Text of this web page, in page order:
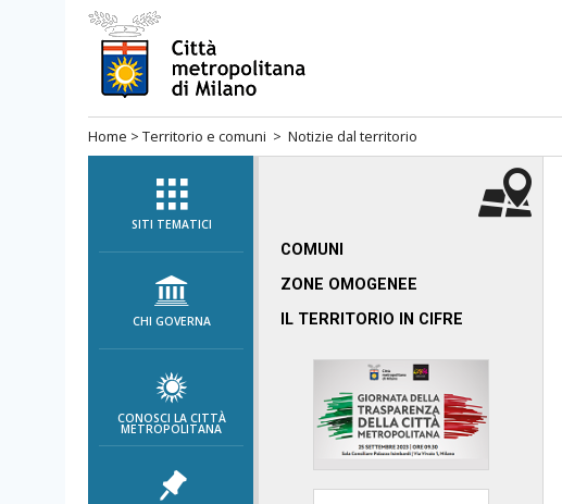
Salta
al
menù
navigazione
Salta
al
menù
navigazione
interna
Salta
contenuto
Salta
area
Home > Territorio e comuni > Notizie dal territorio
SITI TEMATICI
CHI GOVERNA
CONOSCI LA CITTÀ
METROPOLITANA
COMUNI
ZONE OMOGENEE
IL TERRITORIO IN CIFRE